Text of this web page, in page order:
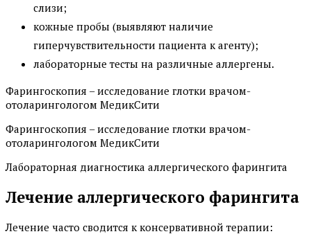
слизи;
кожные пробы (выявляют наличие
гиперчувствительности пациента к агенту);
лабораторные тесты на различные аллергены.
Фарингоскопия – исследование глотки врачом-
отоларингологом МедикСити
Фарингоскопия – исследование глотки врачом-
отоларингологом МедикСити
Лабораторная диагностика аллергического фарингита
Лечение аллергического фарингита
Лечение часто сводится к консервативной терапии: